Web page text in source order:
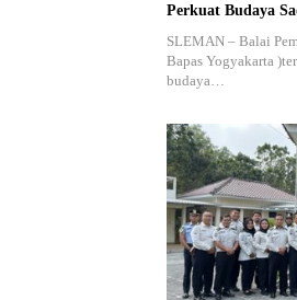
Perkuat Budaya
SLEMAN – Balai
Bapas Yogyakarta
budaya…